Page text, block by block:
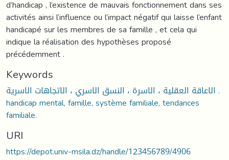
d’handicap , l’existence de mauvais fonctionnement dans ses
activités ainsi l’influence ou l’impact négatif qui laisse l’enfant
handicapé sur les membres de sa famille , et cela qui
indique la réalisation des hypothèses proposé
précédemment .
Keywords
الاعاقة العقلية ، الاسرة ، النسق الاسري ، الاتجاهات الاسرية .
handicap mental, famille, système familiale, tendances
familiale.
URI
https://depot.univ-msila.dz/handle/123456789/4906